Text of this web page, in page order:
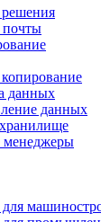
данных
данных